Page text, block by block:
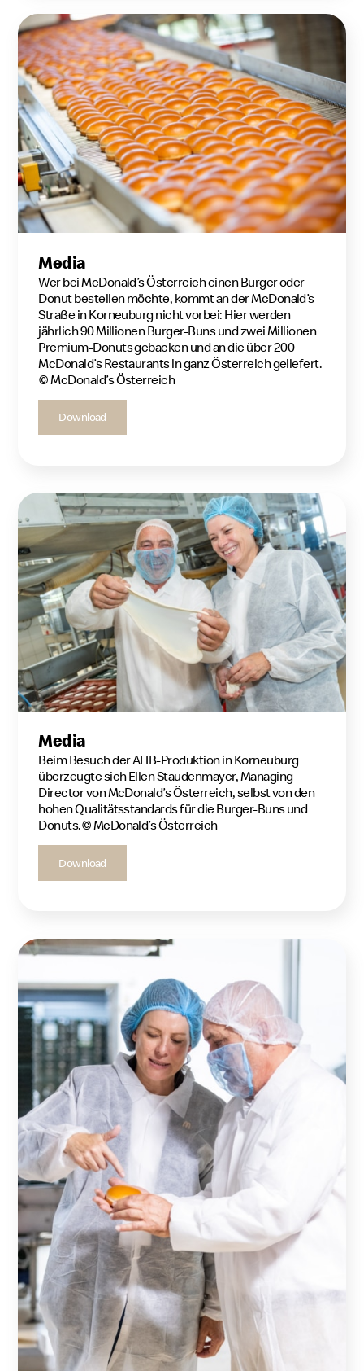
Media
Wer bei McDonald’s Österreich einen Burger oder
Donut bestellen möchte, kommt an der McDonald’s-
Straße in Korneuburg nicht vorbei: Hier werden
jährlich 90 Millionen Burger-Buns und zwei Millionen
Premium-Donuts gebacken und an die über 200
McDonald’s Restaurants in ganz Österreich geliefert.
© McDonald’s Österreich
Download
Media
Beim Besuch der AHB-Produktion in Korneuburg
überzeugte sich Ellen Staudenmayer, Managing
Director von McDonald’s Österreich, selbst von den
hohen Qualitätsstandards für die Burger-Buns und
Donuts.© McDonald’s Österreich
Download